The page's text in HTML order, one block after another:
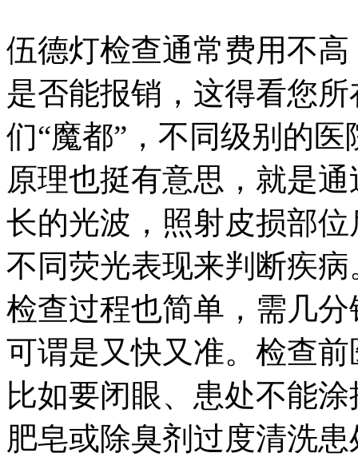
伍德灯检查通常费用不
是否能报销，这得看您
们“魔都”，不同级别的
原理也挺有意思，就是通
长的光波，照射皮损部
不同荧光表现来判断疾
检查过程也简单，需几
可谓是又快又准。检查
比如要闭眼、患处不能
肥皂或除臭剂过度清洗